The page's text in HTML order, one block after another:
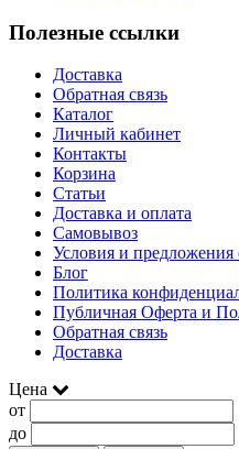
Полезные ссылки
Доставка
Обратная связь
Каталог
Личный кабинет
Контакты
Корзина
Статьи
Доставка и оплата
Самовывоз
Условия и предложения
Блог
Политика
Публичная Оферта и
Обратная связь
Доставка
Цена
от
до